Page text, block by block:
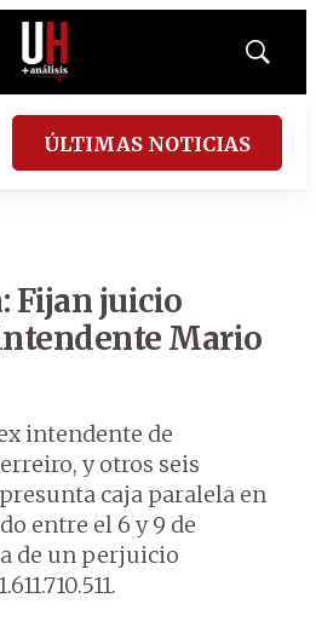
Mostrar
ÚLTIMAS NOTICIAS
Fijan juicio
Mario
intendente de
y otros seis
caja paralela en
entre el 6 y 9 de
de un perjuicio